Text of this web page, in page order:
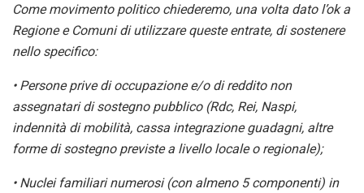
Come movimento politico chiederemo, una volta dato l’ok a
Regione e Comuni di utilizzare questeentrate, di sostenere
nello specifico:
• Persone prive di occupazione e/o di reddito non
assegnatari di sostegno pubblico (Rdc, Rei, Naspi,
indennità di mobilità, cassa integrazione guadagni, altre
forme di sostegno previste a livello locale o regionale);
• Nuclei familiari numerosi (con almeno 5 componenti) in